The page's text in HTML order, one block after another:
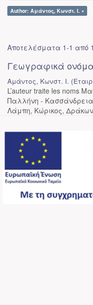
Author: Αμάντος, Κωνστ. Ι. ×
Αποτελέσματα 1-1 από 1
Γεωγραφικά
Αμάντος, Κωνστ. Ι. (
L’auteur traite les noms
Παλλήνη -
Λάμπη, Κώρικος,